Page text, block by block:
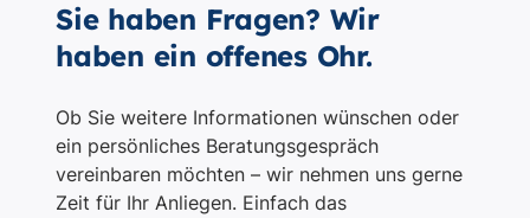
Sie haben Fragen? Wir
haben ein offenes Ohr.
Ob Sie weitere Informationen wünschen oder
ein persönliches Beratungsgespräch
vereinbaren möchten – wir nehmen uns gerne
Zeit für Ihr Anliegen. Einfach das